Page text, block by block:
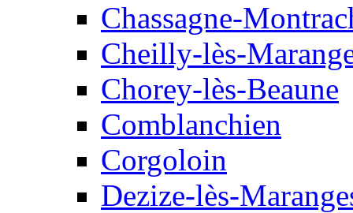
Chassagne-
Cheilly-lès-
Chorey-lès-Beaune
Comblanchien
Corgoloin
Dezize-lès-